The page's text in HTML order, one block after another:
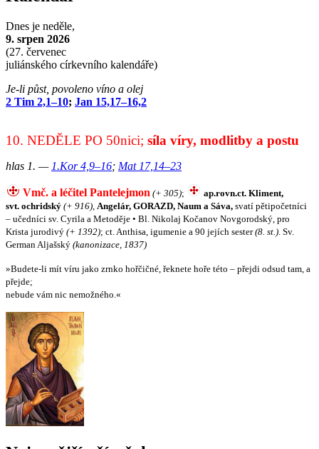
Dnes je neděle,
9. srpen 2026
(27. červenec
juliánského církevního kalendáře)
Je-li půst, povoleno víno a olej
2 Tim 2,1–10; Jan 15,17–16,2
10. NEDĚLE PO 50nici; síla víry, modlitby a postu
hlas 1. — 1.Kor 4,9–16; Mat 17,14–23
Vmč. a léčitel Pantelejmon (+ 305);
ap.rovn.ct. Kliment,
svt. ochridský (+ 916), Angelár, GORAZD, Naum a Sáva, svatí pětipočetníci
– učedníci sv. Cyrila a Metoděje • Bl. Nikolaj Kočanov Novgorodský, pro
Krista jurodivý (+ 1392); ct. Anthisa, igumenie a 90 jejích sester(8. st.). Sv.
German Aljašský (kanonizace, 1837)
»Budete-li mít víru jako zrnko hořčičné, řeknete hoře této – přejdi odsud tam, a
přejde;
nebude vám nic nemožného.«